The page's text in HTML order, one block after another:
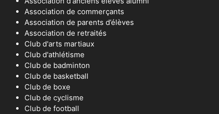
Association de commerçants
Association de parents d’élèves
Association de retraités
Club d'arts martiaux
Club d'athlétisme
Club de badminton
Club de basketball
Club de boxe
Club de cyclisme
Club de football